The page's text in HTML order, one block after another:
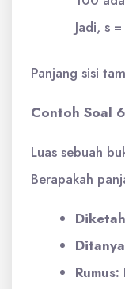
Jadi, s
Panjang sisi
Contoh Soal
Luas sebuah
Berapakah
Rumus: